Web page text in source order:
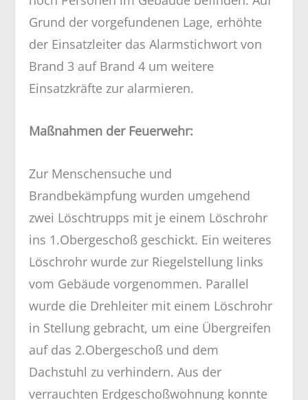
Grund der vorgefundenen Lage, erhöhte
der Einsatzleiter das Alarmstichwort von
Brand 3 auf Brand 4 um weitere
Einsatzkräfte zur alarmieren.
Maßnahmen der Feuerwehr:
Zur Menschensuche und
Brandbekämpfung wurden umgehend
zwei Löschtrupps mit je einem Löschrohr
ins 1.Obergeschoß geschickt. Ein weiteres
Löschrohr wurde zur Riegelstellung links
vom Gebäude vorgenommen. Parallel
wurde die Drehleiter mit einem Löschrohr
in Stellung gebracht, um eine Übergreifen
auf das 2.Obergeschoß und dem
Dachstuhl zu verhindern. Aus der
verrauchten Erdgeschoßwohnung konnte